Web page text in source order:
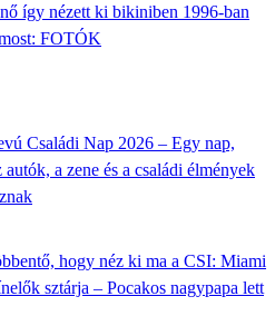
így nézett ki bikiniben 1996-ban
FOTÓK
Családi Nap 2026 – Egy nap,
autók, a zene és a családi élmények
hogy néz ki ma a CSI: Miami
sztárja – Pocakos nagypapa lett